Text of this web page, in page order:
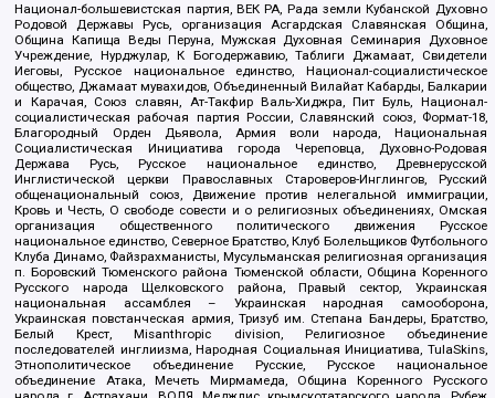
Национал-большевистская партия, ВЕК РА, Рада земли Кубанской Духовно
Родовой Державы Русь, организация Асгардская Славянская Община,
Община Капища Веды Перуна, Мужская Духовная Семинария Духовное
Учреждение, Нурджулар, К Богодержавию, Таблиги Джамаат, Свидетели
Иеговы, Русское национальное единство, Национал-социалистическое
общество, Джамаат мувахидов, Объединенный Вилайат Кабарды, Балкарии
и Карачая, Союз славян, Ат-Такфир Валь-Хиджра, Пит Буль, Национал-
социалистическая рабочая партия России, Славянский союз, Формат-18,
Благородный Орден Дьявола, Армия воли народа, Национальная
Социалистическая Инициатива города Череповца, Духовно-Родовая
Держава Русь, Русское национальное единство, Древнерусской
Инглистической церкви Православных Староверов-Инглингов, Русский
общенациональный союз, Движение против нелегальной иммиграции,
Кровь и Честь, О свободе совести и о религиозных объединениях, Омская
организация общественного политического движения Русское
национальное единство, Северное Братство, Клуб Болельщиков Футбольного
Клуба Динамо, Файзрахманисты, Мусульманская религиозная организация
п. Боровский Тюменского района Тюменской области, Община Коренного
Русского народа Щелковского района, Правый сектор, Украинская
национальная ассамблея – Украинская народная самооборона,
Украинская повстанческая армия, Тризуб им. Степана Бандеры, Братство,
Белый Крест, Misanthropic division, Религиозное объединение
последователей инглиизма, Народная Социальная Инициатива, TulaSkins,
Этнополитическое объединение Русские, Русское национальное
объединение Атака, Мечеть Мирмамеда, Община Коренного Русского